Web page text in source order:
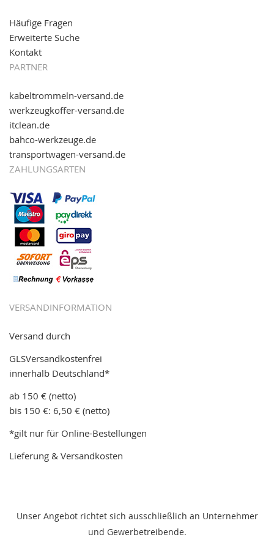
Häufige Fragen
Erweiterte Suche
Kontakt
PARTNER
kabeltrommeln-versand.de
werkzeugkoffer-versand.de
itclean.de
bahco-werkzeuge.de
transportwagen-versand.de
ZAHLUNGSARTEN
VERSANDINFORMATION
Versand durch
GLSVersandkostenfrei
innerhalb Deutschland*
ab 150 € (netto)
bis 150 €: 6,50 € (netto)
*gilt nur für Online-Bestellungen
Lieferung & Versandkosten
Unser Angebot richtet sich ausschließlich an Unternehmer
und Gewerbetreibende.